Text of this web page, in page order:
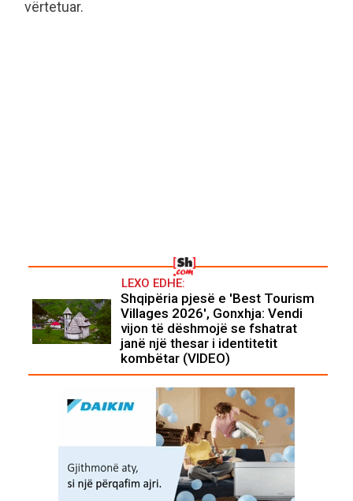
vërtetuar.
LEXO EDHE:
Shqipëria pjesë e 'Best Tourism
Villages 2026', Gonxhja: Vendi
vijon të dëshmojë se fshatrat
janë një thesar i identitetit
kombëtar (VIDEO)